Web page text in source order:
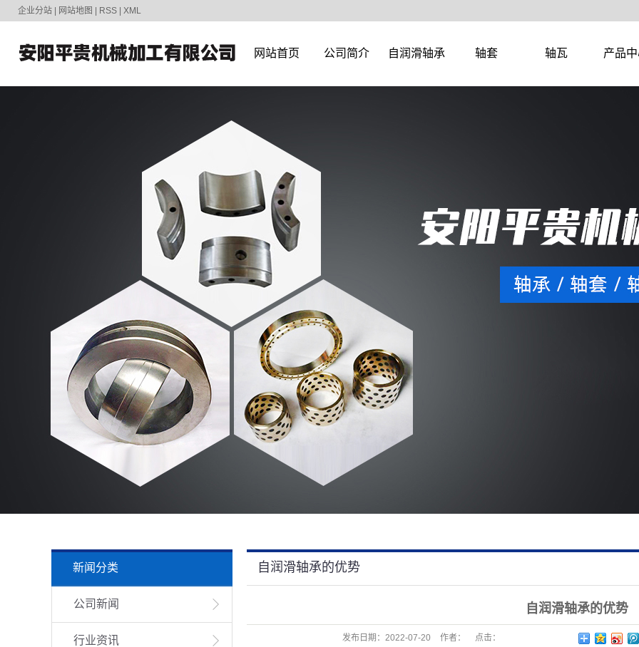
企业分站| 网站地图 RSS| XML
网站首页 公司简介 自润滑轴承 轴套 轴瓦 产品
新闻分类
公司新闻
行业资讯
自润滑轴承的优势
自润滑轴承的优势
发布日期： 2022-07-20 作者： 点击：